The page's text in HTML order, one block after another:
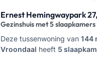
Ernest Hemingwaypark
Gezinshuis met 5
Deze tussenwoning van 144
Vroondaal heeft 5